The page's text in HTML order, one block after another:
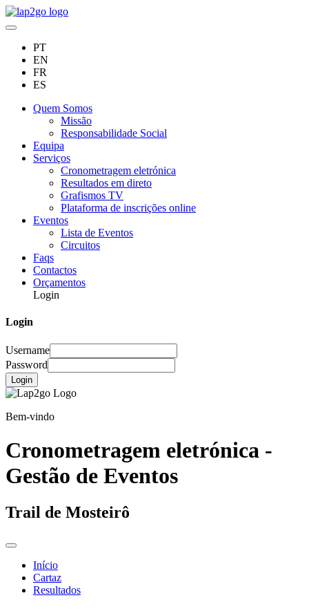
PT
EN
FR
ES
Quem Somos
Missão
Responsabilidade Social
Equipa
Serviços
Cronometragem eletrónica
Resultados em direto
Grafismos TV
Plataforma de inscrições online
Eventos
Lista de Eventos
Circuitos
Faqs
Contactos
Orçamentos
Login
Login
Username
Password
Login
Bem-vindo
Cronometragem eletrónica -
Gestão de Eventos
Trail de Mosteirô
Início
Cartaz
Resultados